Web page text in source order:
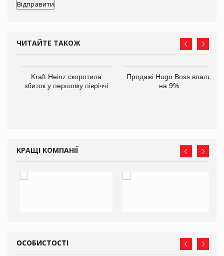
ЧИТАЙТЕ ТАКОЖ
Kraft Heinz скоротила
збиток у першому півріччі
Продажі Hugo Boss впали
на 9%
КРАЩІ КОМПАНІЇ
ОСОБИСТОСТІ